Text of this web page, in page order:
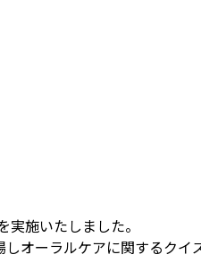
施いたしました。
オーラルケアに関するクイ